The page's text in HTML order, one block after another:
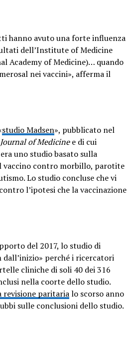
hanno avuto una forte influenza
dell’Institute of Medicine
Academy of Medicine)… quando
nei vaccini», afferma il
studio Madsen», pubblicato nel
of Medicinee di cui
uno studio basato sulla
vaccino contro morbillo, parotite
Lo studio concluse che vi
l’ipotesi che la vaccinazione
del 2017, lo studio di
dall’inizio» perché i ricercatori
cliniche di soli 40 dei 316
nella coorte dello studio.
revisione paritarialo scorso anno
sulle conclusioni dello studio.